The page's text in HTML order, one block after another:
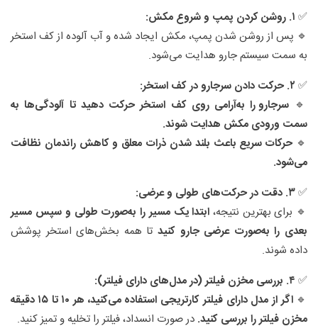
✅ ۱. روشن کردن پمپ و شروع مکش:
🔹 پس از روشن شدن پمپ، مکش ایجاد شده و آب آلوده از کف استخر
به سمت سیستم جارو هدایت می‌شود.
✅ ۲. حرکت دادن سرجارو در کف استخر:
🔹 سرجارو را به‌آرامی روی کف استخر حرکت دهید تا آلودگی‌ها به
سمت ورودی مکش هدایت شوند.
🔹 حرکات سریع باعث بلند شدن ذرات معلق و کاهش راندمان نظافت
می‌شود.
✅۳. دقت در حرکت‌های طولی و عرضی:
🔹 برای بهترین نتیجه،ابتدا یک مسیر را به‌صورت طولی و سپس مسیر
بعدی را به‌صورت عرضی جارو کنید تا همه بخش‌های استخر پوشش
داده شوند.
✅ ۴. بررسی مخزن فیلتر (در مدل‌های دارای فیلتر):
🔹
اگر از مدل دارای فیلتر کارتریجی استفاده می‌کنید، هر ۱۰ تا ۱۵ دقیقه
مخزن فیلتر را بررسی کنید. در صورت انسداد، فیلتر را تخلیه و تمیز کنید.